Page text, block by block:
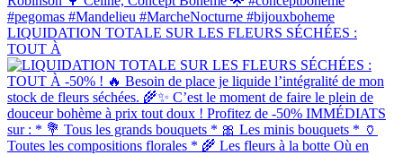
LIQUIDATION TOTALE SUR LES FLEURS SÉCHÉES :
TOUT À